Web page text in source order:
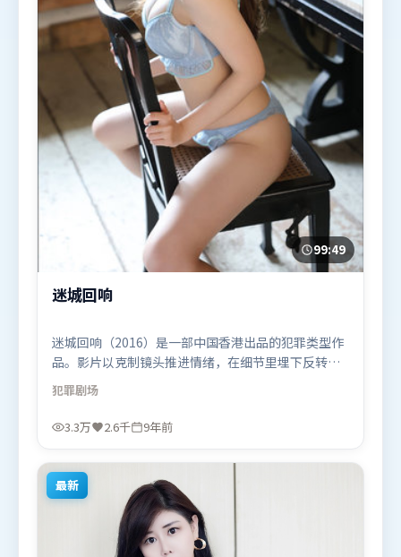
99:49
迷城回响
迷城回响（2016）是一部中国香港出品的犯罪类型作
品。影片以克制镜头推进情绪，在细节里埋下反转，
直至最后一刻才揭开谜底。类型元素被重新组合，既
致敬经典也尝试突破套路。由郭帆执导，阿米尔·
汗、木村拓哉、河正宇，弗洛伦丝·皮尤、雷佳音、
港）在部分地区首映上线，适合喜欢犯罪题材的观众
观看。
犯罪剧场
3.3万 2.6千 9年前
最新